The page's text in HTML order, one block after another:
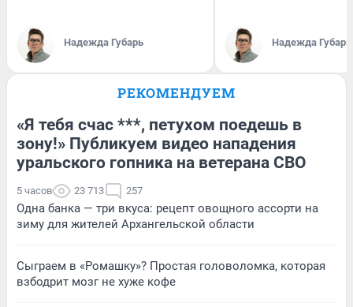
Надежда Губарь Надежда Губарь
РЕКОМЕНДУЕМ
«Я тебя счас ***, петухом поедешь в
зону!» Публикуем видео нападения
уральского гопника на ветерана СВО
5 часов 23 713 257
Одна банка — три вкуса: рецепт овощного ассорти на
зиму для жителей Архангельской области
Сыграем в «Ромашку»? Простая головоломка, которая
взбодрит мозг не хуже кофе